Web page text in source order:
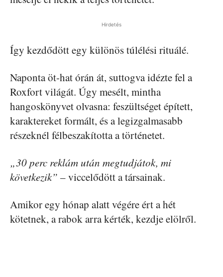
Hirdetés
Így kezdődött egy különös túlélési rituálé.
Naponta öt-hat órán át, suttogva idézte fel a
Roxfort világát. Úgy mesélt, mintha
hangoskönyvet olvasna: feszültséget épített,
karaktereket formált, és a legizgalmasabb
részeknél félbeszakította a történetet.
„30 perc reklám után megtudjátok, mi
következik” – viccelődött a társainak.
Amikor egy hónap alatt végére ért a hét
kötetnek, a rabok arra kérték, kezdje elölről.